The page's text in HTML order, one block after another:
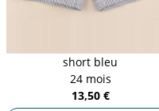
short bleu
24 mois
13,50 €